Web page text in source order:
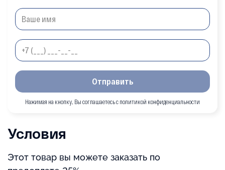
Отправить
Нажимая на кнопку, Вы соглашаетесь с политикой конфиденциальности
Условия
Этот товар вы можете заказать по